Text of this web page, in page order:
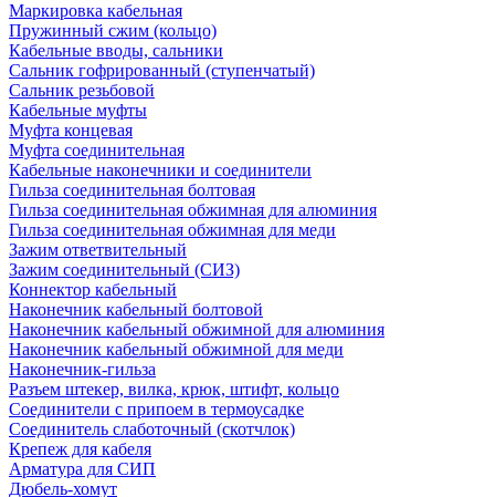
Маркировка кабельная
Пружинный сжим (кольцо)
Кабельные вводы, сальники
Сальник гофрированный (ступенчатый)
Сальник резьбовой
Кабельные муфты
Муфта концевая
Муфта соединительная
Кабельные наконечники и соединители
Гильза соединительная болтовая
Гильза соединительная обжимная для алюминия
Гильза соединительная обжимная для меди
Зажим ответвительный
Зажим соединительный (СИЗ)
Коннектор кабельный
Наконечник кабельный болтовой
Наконечник кабельный обжимной для алюминия
Наконечник кабельный обжимной для меди
Наконечник-гильза
Разъем штекер, вилка, крюк, штифт, кольцо
Соединители с припоем в термоусадке
Соединитель слаботочный (скотчлок)
Крепеж для кабеля
Арматура для СИП
Дюбель-хомут